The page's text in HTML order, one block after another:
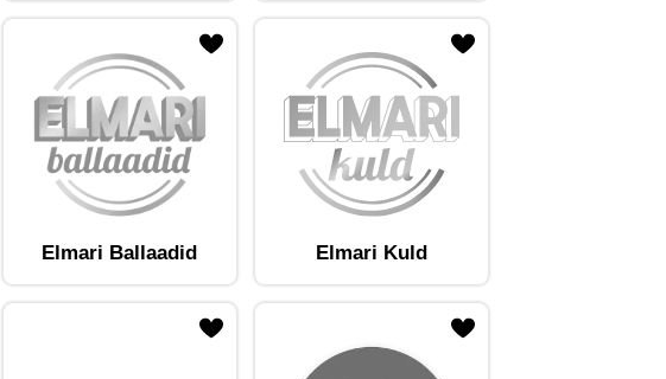
Elmari Ballaadid Elmari Kuld